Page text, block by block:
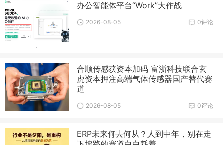
办公智能体平台“Work”大作战
0评论
2026-08-05
合顺传感获资本加码 富浙科技联合玄
虎资本押注高端气体传感器国产替代赛
道
0评论
2026-08-05
ERP未来何去何从？人到中年，别在走